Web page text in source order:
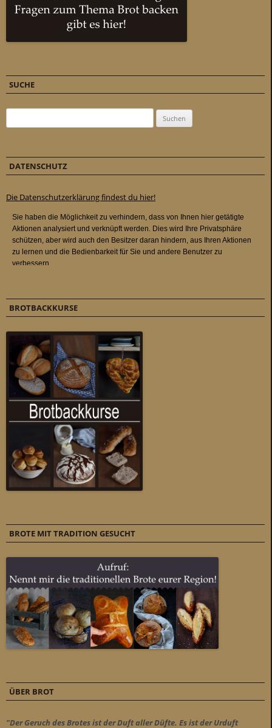
SUCHE
DATENSCHUTZ
Die Datenschutzerklärung findest du hier!
BROTBACKKURSE
BROTE MIT TRADITION GESUCHT
ÜBER BROT
"Der Geruch des Brotes ist der Duft aller Düfte. Es ist der Urduft